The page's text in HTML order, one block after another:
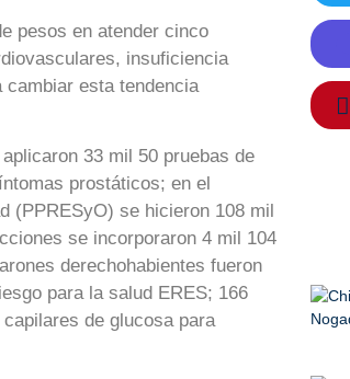
pesos en atender cinco
insuficiencia
cambiar esta tendencia
33 mil 50 pruebas de
prostáticos; en el
(PPRESyO) se hicieron 108 mil
se incorporaron 4 mil 104
derechohabientes fueron
para la salud ERES; 166
de glucosa para